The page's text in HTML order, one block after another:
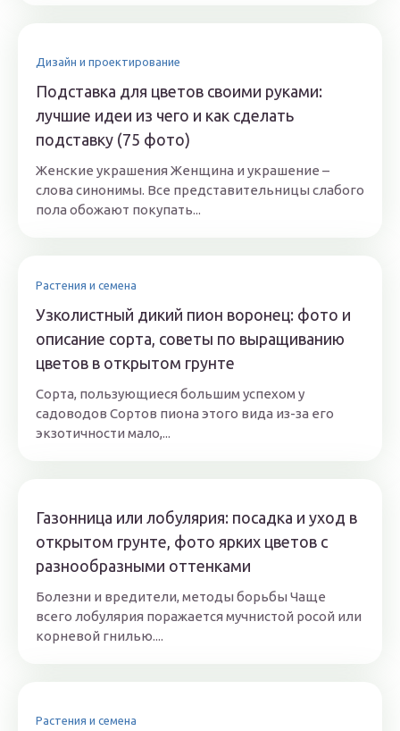
Дизайн и проектирование
Подставка для цветов своими руками:
лучшие идеи из чего и как сделать
подставку (75 фото)
Женские украшения Женщина и украшение –
слова синонимы. Все представительницы слабого
пола обожают покупать...
Растения и семена
Узколистный дикий пион воронец: фото и
описание сорта, советы по выращиванию
цветов в открытом грунте
Сорта, пользующиеся большим успехом у
садоводов Сортов пиона этого вида из-за его
экзотичности мало,...
Газонница или лобулярия: посадка и уход в
открытом грунте, фото ярких цветов с
разнообразными оттенками
Болезни и вредители, методы борьбы Чаще
всего лобулярия поражается мучнистой росой или
корневой гнилью....
Растения и семена